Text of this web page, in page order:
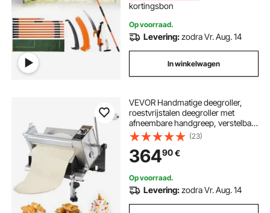
kortingsbon
Op voorraad.
Levering:zodra Vr. Aug. 14
In winkelwagen
VEVOR Handmatige deegroller,
roestvrijstalen deegroller met
afneembare handgreep, verstelbare
dikte, voor thuis- of kleine
commerciële keukens
(23)
36490€
Op voorraad.
Levering:zodra Vr. Aug. 14